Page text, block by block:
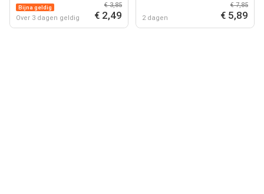
Bijna geldig
Over 3 dagen geldig
€ 3,85
€ 2,49 2 dagen
€ 7,85
€ 5,89